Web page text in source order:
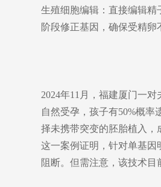
生殖细胞编辑：直接编辑精
阶段修正基因，确保受精卵
2024年11月，福建厦门一
自然受孕，孩子有50%概
择未携带突变的胚胎植入，
这一案例证明，针对单基因
阻断。但需注意，该技术目